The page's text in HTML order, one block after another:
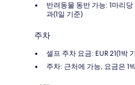
반려동물 동반 가능: 1마리
과(1일 기준)
주차
셀프 주차 요금: EUR 21(1박
주차: 근처에 가능, 요금은 1